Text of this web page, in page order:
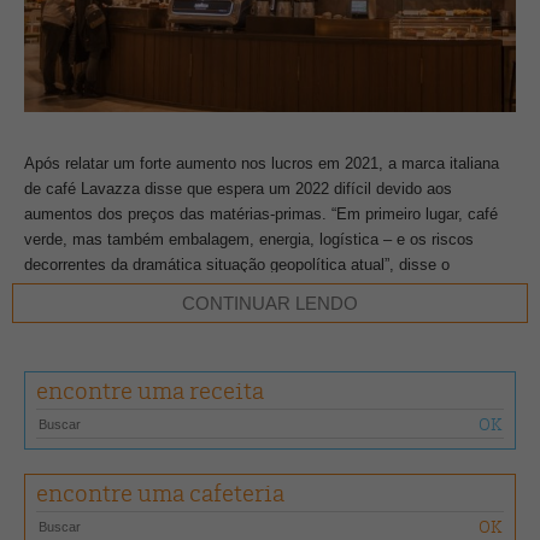
Após relatar um forte aumento nos lucros em 2021, a marca italiana
de café Lavazza disse que espera um 2022 difícil devido aos
aumentos dos preços das matérias-primas. “Em primeiro lugar, café
verde, mas também embalagem, energia, logística – e os riscos
decorrentes da dramática situação geopolítica atual”, disse o
presidente-executivo Antonio Baravalle.
cadeia de suprimentos global e aos danos causados por eventos
climáticos, acrescentou o grupo com sede em Turim. A Lavazza
decidiu suspender todas as suas atividades na Rússia no dia 10 de
março, acrescentando que também teve que interromper
temporariamente a distribuição na Ucrânia.
O lucro antes de juros, impostos, depreciação e amortização
CONTINUAR LENDO
encontre uma receita
encontre uma cafeteria